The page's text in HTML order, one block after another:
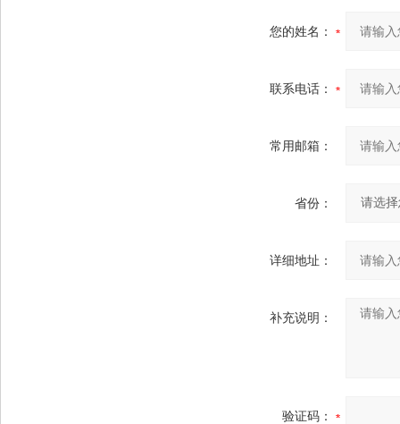
您的姓名：
联系电话：
常用邮箱：
省份：
详细地址：
补充说明：
验证码：